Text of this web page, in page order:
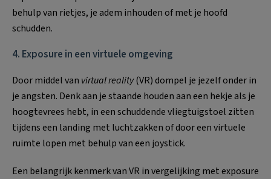
behulp van rietjes, je adem inhouden of met je hoofd
schudden.
4. Exposure in een virtuele omgeving
Door middel van virtual reality(VR) dompel je jezelf onder in
je angsten. Denk aan je staande houden aan een hekje als je
hoogtevrees hebt, in een schuddende vliegtuigstoel zitten
tijdens een landing met luchtzakken of door een virtuele
ruimte lopen met behulp van een joystick.
Een belangrijk kenmerk van VR in vergelijking met exposure